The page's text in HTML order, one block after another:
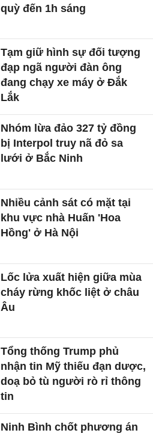
quỳ đến 1h sáng
Tạm giữ hình sự đối tượng
đạp ngã người đàn ông
đang chạy xe máy ở Đắk
Lắk
Nhóm lừa đảo 327 tỷ đồng
bị Interpol truy nã đỏ sa
lưới ở Bắc Ninh
Nhiều cảnh sát có mặt tại
khu vực nhà Huấn 'Hoa
Hồng' ở Hà Nội
Lốc lửa xuất hiện giữa mùa
cháy rừng khốc liệt ở châu
Âu
Tổng thống Trump phủ
nhận tin Mỹ thiếu đạn dược,
doạ bỏ tù người rò rỉ thông
tin
Ninh Bình chốt phương án